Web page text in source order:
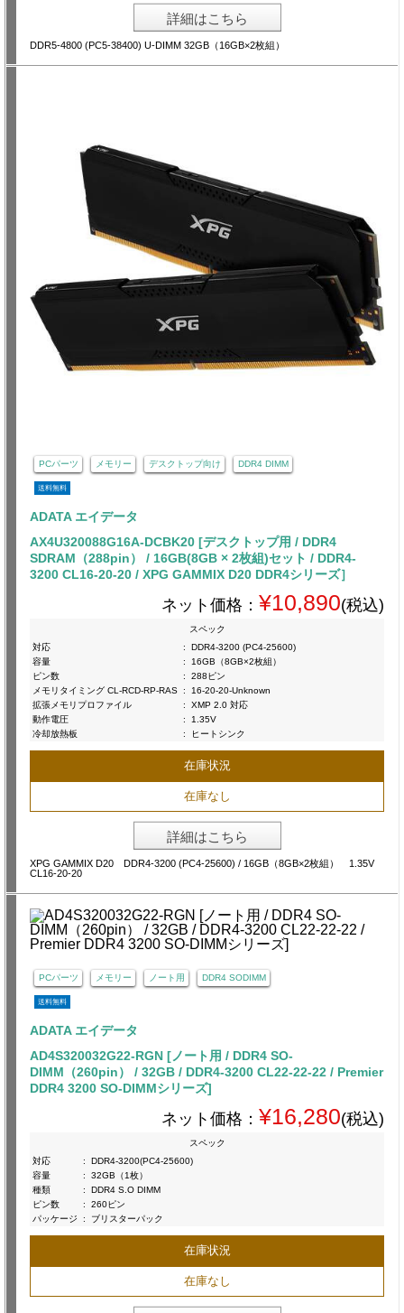
詳細はこちら
DDR5-4800 (PC5-38400) U-DIMM 32GB（16GB×2枚組）
PCパーツ メモリー デスクトップ向け DDR4 DIMM
送料無料
ADATA エイデータ
AX4U320088G16A-DCBK20 [デスクトップ用 / DDR4
SDRAM（288pin） / 16GB(8GB × 2枚組)セット / DDR4-
3200 CL16-20-20 / XPG GAMMIX D20 DDR4シリーズ］
ネット価格： ¥10,890(税込)
スペック
対応
:
DDR4-3200 (PC4-25600)
容量
:
16GB（8GB×2枚組）
ピン数
:
288ピン
メモリタイミング CL-RCD-RP-RAS :
16-20-20-Unknown
拡張メモリプロファイル
:
XMP 2.0 対応
動作電圧
:
1.35V
冷却放熱板
: ヒートシンク
在庫状況
在庫なし
詳細はこちら
XPG GAMMIX D20 DDR4-3200 (PC4-25600) / 16GB（8GB×2枚組） 1.35V
CL16-20-20
PCパーツ メモリー ノート用 DDR4 SODIMM
送料無料
ADATA エイデータ
AD4S320032G22-RGN [ノート用 / DDR4 SO-
DIMM（260pin） / 32GB / DDR4-3200 CL22-22-22 / Premier
DDR4 3200 SO-DIMMシリーズ]
ネット価格： ¥16,280(税込)
スペック
対応
:
DDR4-3200(PC4-25600)
容量
:
32GB（1枚）
種類
:
DDR4 S.O DIMM
ピン数
:
260ピン
パッケージ
: ブリスターパック
在庫状況
在庫なし